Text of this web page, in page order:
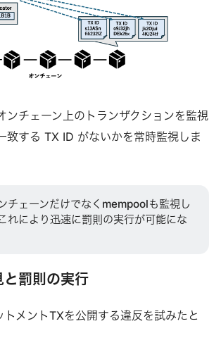
チェーン上のトランザクションを監視
致する TX ID がないかを常時監視しま
チェーンだけでなくmempoolも監視し
れにより迅速に罰則の実行が可能にな
罰則の実行
トメントTXを公開する違反を試みたと